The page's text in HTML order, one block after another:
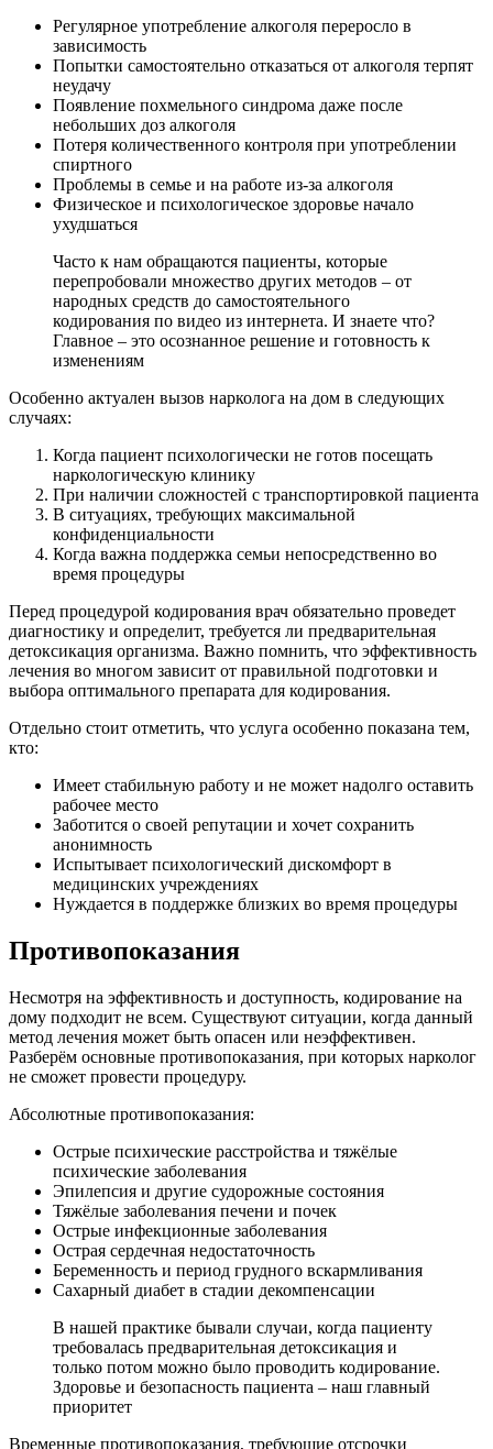
Регулярное употребление алкоголя переросло в
зависимость
Попытки самостоятельно отказаться от алкоголя терпят
неудачу
Появление похмельного синдрома даже после
небольших доз алкоголя
Потеря количественного контроля при употреблении
спиртного
Проблемы в семье и на работе из-за алкоголя
Физическое и психологическое здоровье начало
ухудшаться
Часто к нам обращаются пациенты, которые
перепробовали множество других методов – от
народных средств до самостоятельного
кодирования по видео из интернета. И знаете что?
Главное – это осознанное решение и готовность к
изменениям
Особенно актуален вызов нарколога на дом в следующих
случаях:
Когда пациент психологически не готов посещать
наркологическую клинику
При наличии сложностей с транспортировкой пациента
В ситуациях, требующих максимальной
конфиденциальности
Когда важна поддержка семьи непосредственно во
время процедуры
Перед процедурой кодирования врач обязательно проведет
диагностику и определит, требуется ли предварительная
детоксикация организма. Важно помнить, что эффективность
лечения во многом зависит от правильной подготовки и
выбора оптимального препарата для кодирования.
Отдельно стоит отметить, что услуга особенно показана тем,
кто:
Имеет стабильную работу и не может надолго оставить
рабочее место
Заботится о своей репутации и хочет сохранить
анонимность
Испытывает психологический дискомфорт в
медицинских учреждениях
Нуждается в поддержке близких во время процедуры
Противопоказания
Несмотря на эффективность и доступность, кодирование на
дому подходит не всем. Существуют ситуации, когда данный
метод лечения может быть опасен или неэффективен.
Разберём основные противопоказания, при которых нарколог
не сможет провести процедуру.
Абсолютные противопоказания:
Острые психические расстройства и тяжёлые
психические заболевания
Эпилепсия и другие судорожные состояния
Тяжёлые заболевания печени и почек
Острые инфекционные заболевания
Острая сердечная недостаточность
Беременность и период грудного вскармливания
Сахарный диабет в стадии декомпенсации
В нашей практике бывали случаи, когда пациенту
требовалась предварительная детоксикация и
только потом можно было проводить кодирование.
Здоровье и безопасность пациента – наш главный
приоритет
Временные противопоказания, требующие отсрочки